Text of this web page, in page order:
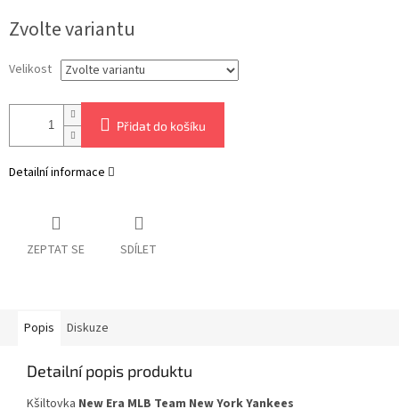
cena:
Zvolte variantu
Velikost
Přidat do košíku
Detailní informace
ZEPTAT SE SDÍLET
Popis Diskuze
Detailní popis produktu
Kšiltovka New Era MLB Team New York Yankees